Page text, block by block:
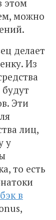
этом
можно
делает
Из
Эти
лиц,
у
то есть
в